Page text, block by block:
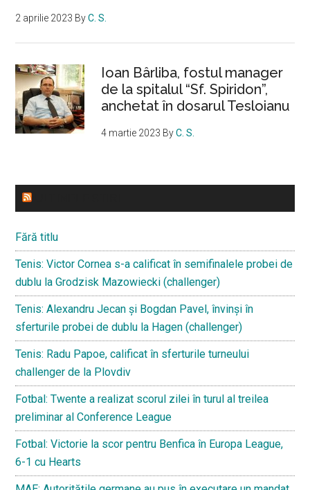
2 aprilie 2023 ByC. S.
Ioan Bârliba, fostul manager
de la spitalul “Sf. Spiridon”,
anchetat în dosarul Tesloianu
4 martie 2023 ByC. S.
Fără titlu
Tenis: Victor Cornea s-a calificat în semifinalele probei de
dublu la Grodzisk Mazowiecki (challenger)
Tenis: Alexandru Jecan și Bogdan Pavel, învinși în
sferturile probei de dublu la Hagen (challenger)
Tenis: Radu Papoe, calificat în sferturile turneului
challenger de la Plovdiv
Fotbal: Twente a realizat scorul zilei în turul al treilea
preliminar al Conference League
Fotbal: Victorie la scor pentru Benfica în Europa League,
6-1 cu Hearts